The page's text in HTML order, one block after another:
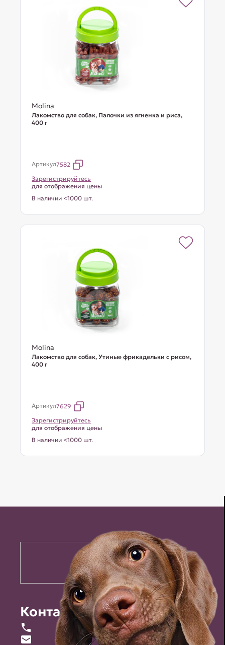
Molina
Лакомство для собак, Палочки из ягненка и риса,
400 г
Артикул7582
Зарегистрируйтесь
для отображения цены
В наличии <1000 шт.
Molina
Лакомство для собак, Утиные фрикадельки с рисом,
400 г
Артикул7629
Зарегистрируйтесь
для отображения цены
В наличии <1000 шт.
Контакты